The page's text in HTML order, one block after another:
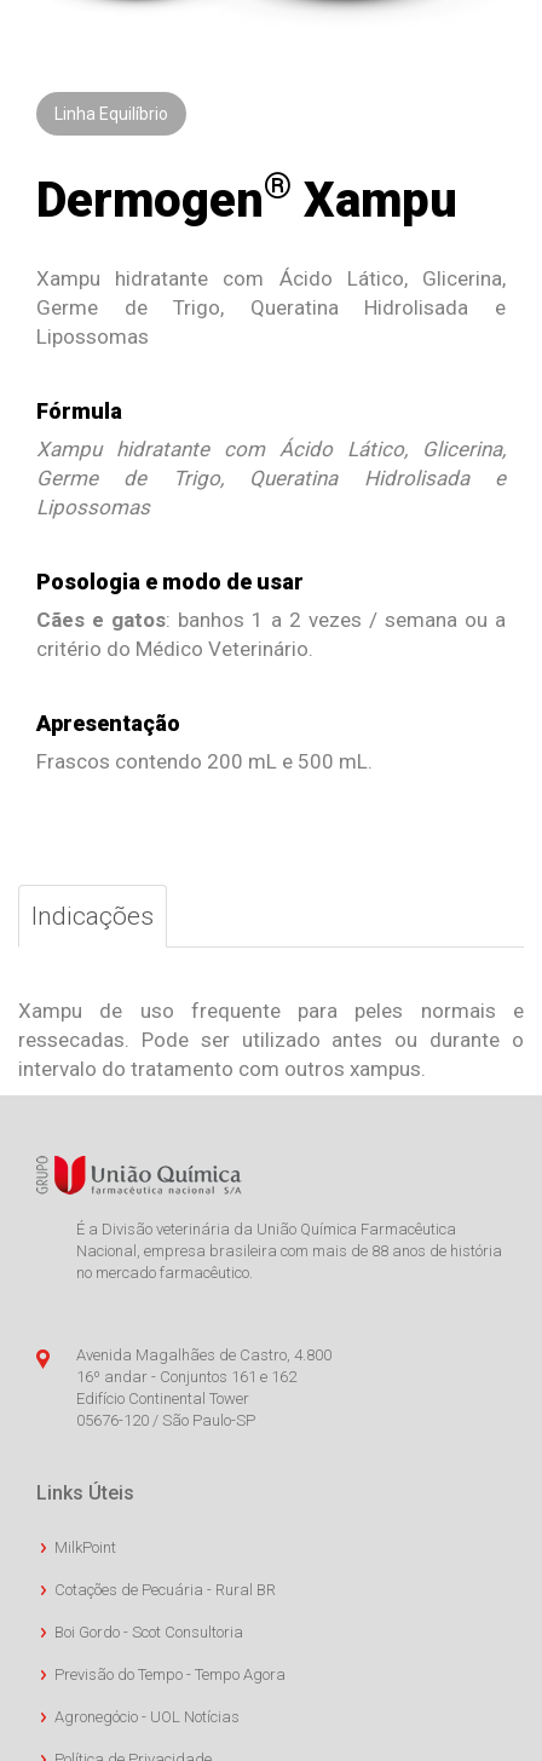
Linha Equilíbrio
Dermogen® Xampu
Xampu hidratante com Ácido Lático, Glicerina,
Germe de Trigo, Queratina Hidrolisada e
Lipossomas
Fórmula
Xampu hidratante com Ácido Lático, Glicerina,
Germe de Trigo, Queratina Hidrolisada e
Lipossomas
Posologia e modo de usar
Cães e gatos: banhos 1 a 2 vezes / semana ou a
critério do Médico Veterinário.
Apresentação
Frascos contendo 200 mL e 500 mL.
Indicações
Xampu de uso frequente para peles normais e
ressecadas. Pode ser utilizado antes ou durante o
intervalo do tratamento com outros xampus.
É a Divisão veterinária da União Química Farmacêutica
Nacional, empresa brasileira com mais de 88 anos de história
no mercado farmacêutico.
Avenida Magalhães de Castro, 4.800
16º andar - Conjuntos 161 e 162
Edifício Continental Tower
05676-120 / São Paulo-SP
Links Úteis
MilkPoint
Cotações de Pecuária - Rural BR
Boi Gordo - Scot Consultoria
Previsão do Tempo - Tempo Agora
Agronegócio - UOL Notícias